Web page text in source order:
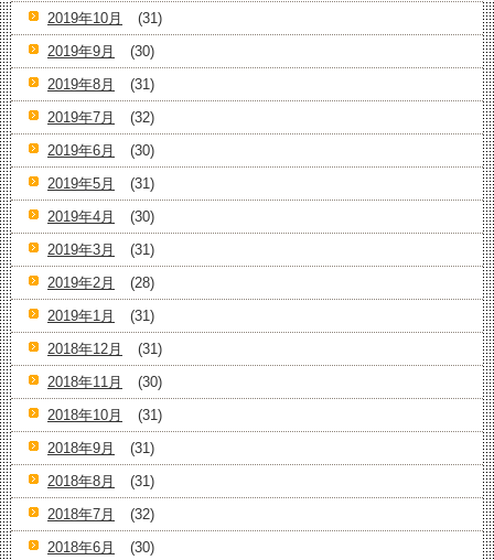
2019年10月
(31)
2019年9月
(30)
2019年8月
(31)
2019年7月
(32)
2019年6月
(30)
2019年5月
(31)
2019年4月
(30)
2019年3月
(31)
2019年2月
(28)
2019年1月
(31)
2018年12月
(31)
2018年11月
(30)
2018年10月
(31)
2018年9月
(31)
2018年8月
(31)
2018年7月
(32)
2018年6月
(30)